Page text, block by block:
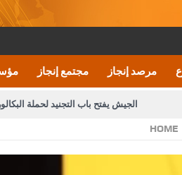
مجتمع إنجاز مرصد إنجاز
الجيش يفتح باب التجنيد لحملة
تحرير الصحف اليومية ويؤكد حرص مجلس
HOME